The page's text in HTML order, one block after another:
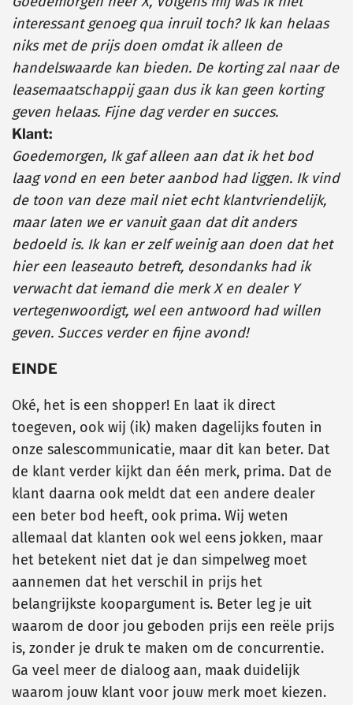
interessant genoeg qua inruil toch? Ik kan helaas
niks met de prijs doen omdat ik alleen de
handelswaarde kan bieden. De korting zal naar de
leasemaatschappij gaan dus ik kan geen korting
geven helaas. Fijne dag verder en succes.
Klant:
Goedemorgen, Ik gaf alleen aan dat ik het bod
laag vond en een beter aanbod had liggen. Ik vind
de toon van deze mail niet echt klantvriendelijk,
maar laten we er vanuit gaan dat dit anders
bedoeld is. Ik kan er zelf weinig aan doen dat het
hier een leaseauto betreft, desondanks had ik
verwacht dat iemand die merk X en dealer Y
vertegenwoordigt, wel een antwoord had willen
geven. Succes verder en fijne avond!
EINDE
Oké, het is een shopper! En laat ik direct
toegeven, ook wij (ik) maken dagelijks fouten in
onze salescommunicatie, maar dit kan beter. Dat
de klant verder kijkt dan één merk, prima. Dat de
klant daarna ook meldt dat een andere dealer
een beter bod heeft, ook prima. Wij weten
allemaal dat klanten ook wel eens jokken, maar
het betekent niet dat je dan simpelweg moet
aannemen dat het verschil in prijs het
belangrijkste koopargument is. Beter leg je uit
waarom de door jou geboden prijs een reële prijs
is, zonder je druk te maken om de concurrentie.
Ga veel meer de dialoog aan, maak duidelijk
waarom jouw klant voor jouw merk moet kiezen.